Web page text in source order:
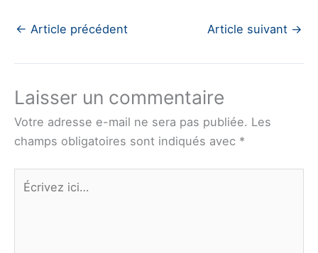
← Article précédent Article suivant →
Laisser un commentaire
Votre adresse e-mail ne sera pas publiée. Les
champs obligatoires sont indiqués avec *
Écrivez
ici…